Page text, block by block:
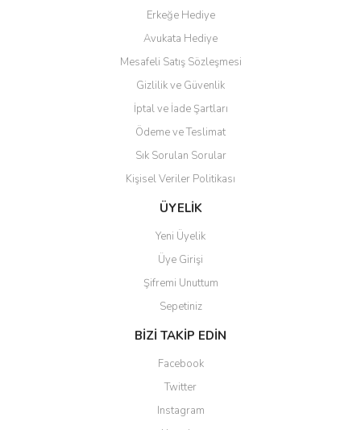
Erkeğe Hediye
Avukata Hediye
Mesafeli Satış Sözleşmesi
Gizlilik ve Güvenlik
İptal ve İade Şartları
Ödeme ve Teslimat
Sık Sorulan Sorular
Kişisel Veriler Politikası
ÜYELİK
Yeni Üyelik
Üye Girişi
Şifremi Unuttum
Sepetiniz
BİZİ TAKİP EDİN
Facebook
Twitter
Instagram